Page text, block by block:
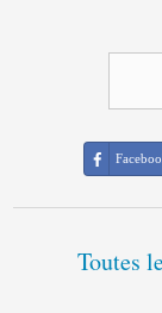
Toutes